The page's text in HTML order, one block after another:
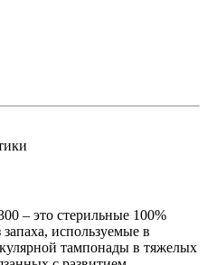
– это стерильные 100%
используемые в
тампонады в тяжелых